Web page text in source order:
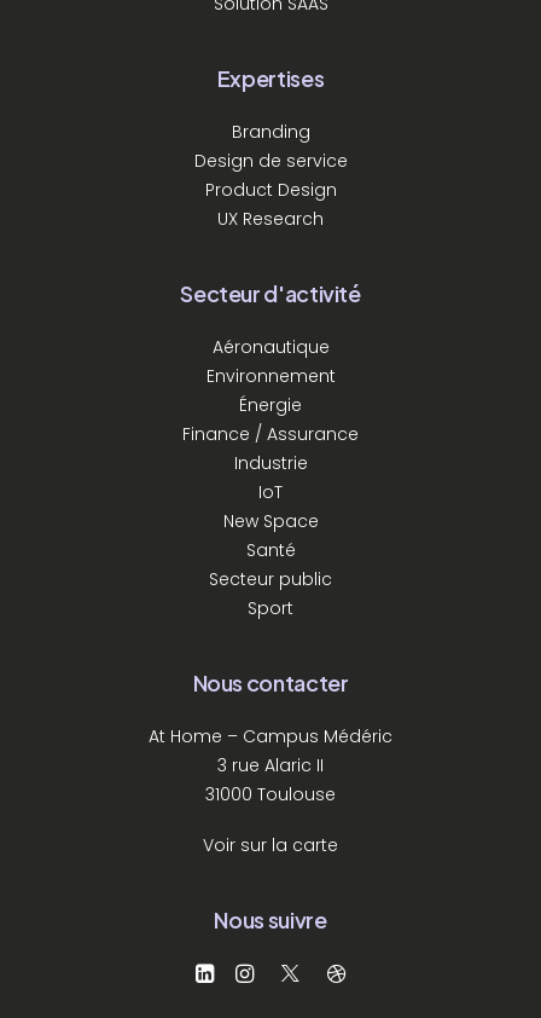
Expertises
Branding
Design de service
Product Design
UX Research
Secteur d'activité
Aéronautique
Environnement
Énergie
Finance / Assurance
Industrie
IoT
New Space
Santé
Secteur public
Sport
Nous contacter
At Home – Campus Médéric
3 rue Alaric II
31000 Toulouse
Voir sur la carte
Nous suivre